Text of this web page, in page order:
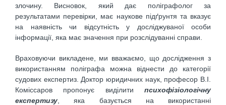
злочину. Висновок, який дає поліграфолог за
результатами перевірки, має наукове підґрунтя та вказує
на наявність чи відсутність у досліджуваної особи
інформації, яка має значення при розслідуванні справи.
Враховуючи викладене, ми вважаємо, що дослідження з
використанням поліграфа можна віднести до категорії
судових експертиз. Доктор юридичних наук, професор В.І.
Коміссаров пропонує виділити психофізіологічну
експертизу , яка базується на використанні